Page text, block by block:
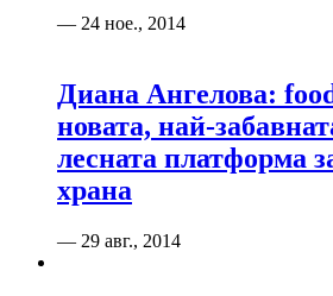
— 24 ное., 2014
Диана Ангелова:
новата, най-
лесната платформа
храна
— 29 авг., 2014